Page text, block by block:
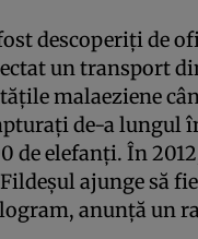
descoperiţi de
un transport
malaeziene
de-a lungul
de elefanţi. În
ajunge să
anunţă un